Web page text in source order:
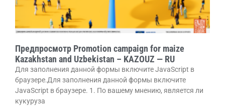
Предпросмотр Promotion campaign for maize
Kazakhstan and Uzbekistan – KAZOUZ — RU
Для заполнения данной формы включите JavaScript в
браузере.Для заполнения данной формы включите
JavaScript в браузере. 1. По вашему мнению, является ли
кукуруза